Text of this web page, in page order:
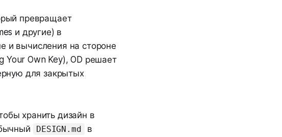
превращает
и другие) в
и вычисления на стороне
Your Own Key), OD решает
для закрытых
хранить дизайн в
DESIGN.md
в